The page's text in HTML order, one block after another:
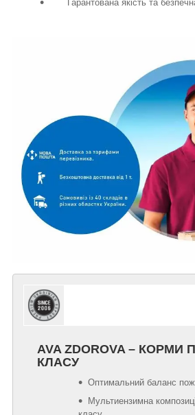
Гарантована якість та
AVA ZDOROVA – КОРМИ
КЛАСУ
Оптимальний баланс
Мультиензимна